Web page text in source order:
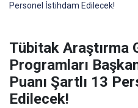
Personel İstihdam Edilecek!
Tübitak Araştırma
Programları
Puanı Şartlı 13
Edilecek!